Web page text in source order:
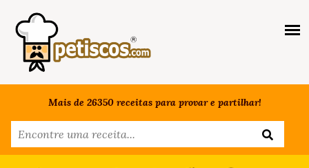
Mais de 26350 receitas para provar e partilhar!